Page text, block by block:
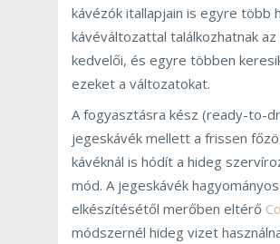
kávézók itallapjain is egyre több
kávéváltozattal találkozhatnak az
kedvelői, és egyre többen
ezeket a változatokat.
A fogyasztásra kész (ready-to-
jegeskávék mellett a frissen
kávéknál is hódít a hideg
mód. A jegeskávék hagyományos
elkészítésétől merőben eltérő
módszernél hideg vizet